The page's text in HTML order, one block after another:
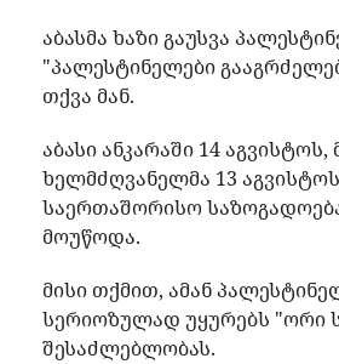
აბასმა ხაზი გაუსვა
"პალესტინელები
თქვა მან.
აბასი ანკარაში 14
ხელმძღვანელმა 13
საერთაშორისო
მოუწოდა.
მისი თქმით, ამან
სერიოზულად უყურებს "ორი
შესაძლებლობას.